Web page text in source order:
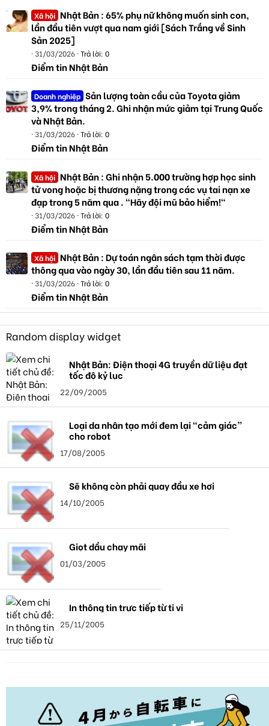
Xã hội Nhật Bản : 65% phụ nữ không muốn sinh con,
lần đầu tiên vượt qua nam giới [Sách Trắng về Sinh
Sản 2025]
31/03/2026 Trả lời: 0
Điểm tin Nhật Bản
Doanh nghiệp Sản lượng toàn cầu của Toyota giảm
3,9% trong tháng 2. Ghi nhận mức giảm tại Trung Quốc
và Nhật Bản.
31/03/2026 Trả lời: 0
Điểm tin Nhật Bản
Xã hội Nhật Bản : Ghi nhận 5.000 trường hợp học sinh
tử vong hoặc bị thương nặng trong các vụ tai nạn xe
đạp trong 5 năm qua . "Hãy đội mũ bảo hiểm!"
31/03/2026 Trả lời: 0
Điểm tin Nhật Bản
Xã hội Nhật Bản : Dự toán ngân sách tạm thời được
thông qua vào ngày 30, lần đầu tiên sau 11 năm.
31/03/2026 Trả lời: 0
Điểm tin Nhật Bản
Random display widget
Nhật Bản: Điện thoại 4G truyền dữ liệu đạt
tốc độ kỷ lục
22/09/2005
Loại da nhân tạo mới đem lại “cảm giác”
cho robot
17/08/2005
Sẽ không còn phải quay đầu xe hơi
14/10/2005
Giọt dầu chạy mãi
01/03/2005
In thông tin trực tiếp từ ti vi
25/11/2005